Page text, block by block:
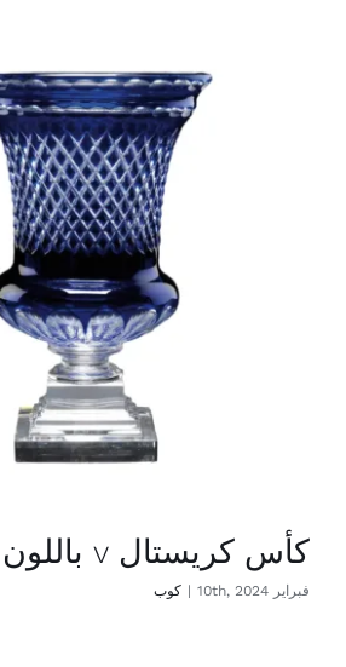
كأس كريستال v باللون الأزرق
فبراير 10th, 2024 | كوب